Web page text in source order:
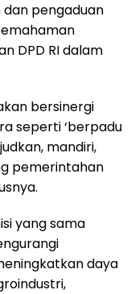
pengaduan
DPD RI dalam
bersinergi
seperti ‘berpadu
mandiri,
pemerintahan
yang sama
daya